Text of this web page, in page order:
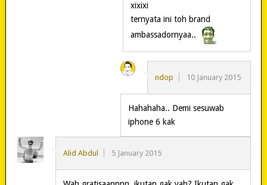
xixixi
ternyata ini toh brand
ambassadornyaa..
ndop 10 January 2015
Hahahaha.. Demi sesuwab
iphone 6 kak
Alid Abdul 5 January 2015